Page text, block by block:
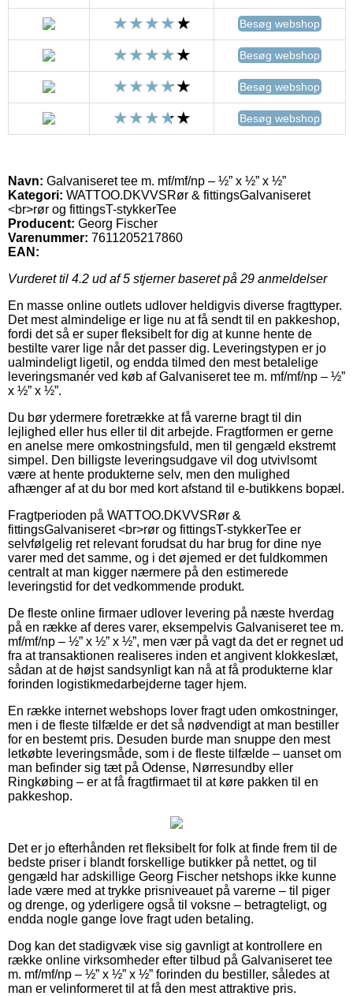
Besøg webshop
Besøg webshop
Besøg webshop
Besøg webshop
Navn: Galvaniseret tee m. mf/mf/np – ½” x ½” x ½”
Kategori: WATTOO.DKVVSRør & fittingsGalvaniseret
<br>rør og fittingsT-stykkerTee
Producent: Georg Fischer
Varenummer: 7611205217860
EAN:
Vurderet til 4.2 ud af 5 stjerner baseret på 29 anmeldelser
En masse online outlets udlover heldigvis diverse fragttyper.
Det mest almindelige er lige nu at få sendt til en pakkeshop,
fordi det så er super fleksibelt for dig at kunne hente de
bestilte varer lige når det passer dig. Leveringstypen er jo
ualmindeligt ligetil, og endda tilmed den mest betalelige
leveringsmanér ved køb af Galvaniseret tee m. mf/mf/np – ½”
x ½” x ½”.
Du bør ydermere foretrække at få varerne bragt til din
lejlighed eller hus eller til dit arbejde. Fragtformen er gerne
en anelse mere omkostningsfuld, men til gengæld ekstremt
simpel. Den billigste leveringsudgave vil dog utvivlsomt
være at hente produkterne selv, men den mulighed
afhænger af at du bor med kort afstand til e-butikkens bopæl.
Fragtperioden på WATTOO.DKVVSRør &
fittingsGalvaniseret <br>rør og fittingsT-stykkerTee er
selvfølgelig ret relevant forudsat du har brug for dine nye
varer med det samme, og i det øjemed er det fuldkommen
centralt at man kigger nærmere på den estimerede
leveringstid for det vedkommende produkt.
De fleste online firmaer udlover levering på næste hverdag
på en række af deres varer, eksempelvis Galvaniseret tee m.
mf/mf/np – ½” x ½” x ½”, men vær på vagt da det er regnet ud
fra at transaktionen realiseres inden et angivent klokkeslæt,
sådan at de højst sandsynligt kan nå at få produkterne klar
forinden logistikmedarbejderne tager hjem.
En række internet webshops lover fragt uden omkostninger,
men i de fleste tilfælde er det så nødvendigt at man bestiller
for en bestemt pris. Desuden burde man snuppe den mest
letkøbte leveringsmåde, som i de fleste tilfælde – uanset om
man befinder sig tæt på Odense, Nørresundby eller
Ringkøbing – er at få fragtfirmaet til at køre pakken til en
pakkeshop.
Det er jo efterhånden ret fleksibelt for folk at finde frem til de
bedste priser i blandt forskellige butikker på nettet, og til
gengæld har adskillige Georg Fischer netshops ikke kunne
lade være med at trykke prisniveauet på varerne – til piger
og drenge, og yderligere også til voksne – betragteligt, og
endda nogle gange love fragt uden betaling.
Dog kan det stadigvæk vise sig gavnligt at kontrollere en
række online virksomheder efter tilbud på Galvaniseret tee
m. mf/mf/np – ½” x ½” x ½” forinden du bestiller, således at
man er velinformeret til at få den mest attraktive pris.